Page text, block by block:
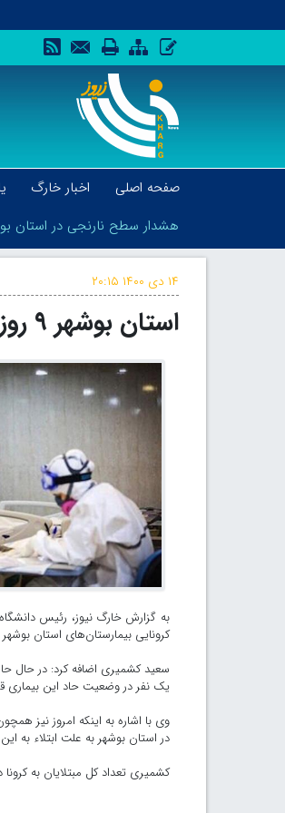
صفحه اصلی اخبار خارگ
هشدار سطح نارنجی در استان
هشدار سطح نارنجی در استان
۱۴ دی ۱۴۰۰ ۲۰:۱۵
استان بوشهر ۹ روز پیاپی را بدون فوتی بیماران کرونایی پشت سر گذاشت
کرونایی بیمارستان‌های استان بوشهر بستری شده و ۱۶ نفر نیز با حال
یک نفر در وضعیت حاد این بیماری
در استان بوشهر به علت ابتلاء به
کشمیری تعداد کل مبتلایان به کرونا در استان بوشهر را